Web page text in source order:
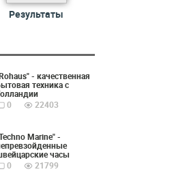
Результаты
- качественная
техника с
0
22403
Marine" -
часы
0
21799